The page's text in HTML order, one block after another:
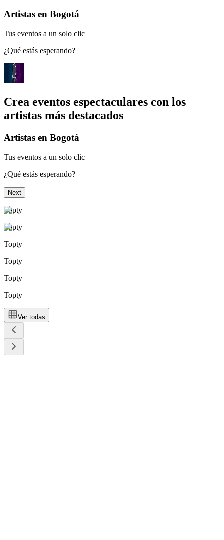
Artistas en Bogotá
Tus eventos a un solo clic
¿Qué estás esperando?
Crea eventos espectaculares con los
artistas más destacados
Artistas en Bogotá
Tus eventos a un solo clic
¿Qué estás esperando?
Next
Topty
Topty
Topty
Topty
Topty
Topty
Ver todas